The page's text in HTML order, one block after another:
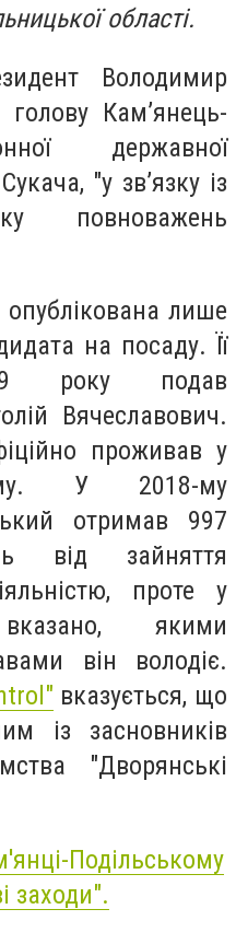
області.
Володимир
голову Кам’янець-
державної
"у зв’язку із
повноважень
лише
на посаду. Її
року подав
Вячеславович.
проживав у
У 2018-му
отримав 997
від зайняття
проте у
якими
він володіє.
вказується, що
із засновників
"Дворянські
Подільському
заходи".